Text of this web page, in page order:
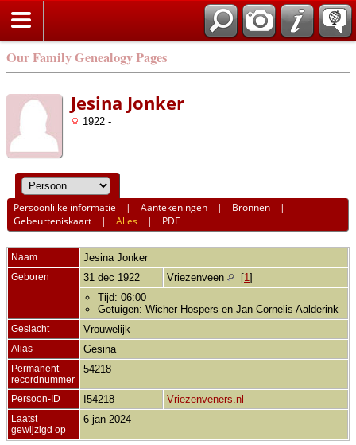
Our Family Genealogy Pages
Jesina Jonker
1922 -
Persoonlijke informatie |Aantekeningen | Bronnen |
Gebeurteniskaart |Alles | PDF
Naam Jesina Jonker
Geboren 31 dec 1922 Vriezenveen [1 ]
Tijd: 06:00
Getuigen: Wicher Hospers en Jan Cornelis Aalderink
Geslacht Vrouwelijk
Alias Gesina
Permanent
recordnummer
54218
Persoon-ID I54218 Vriezenveners.nl
Laatst
gewijzigd op
6 jan 2024